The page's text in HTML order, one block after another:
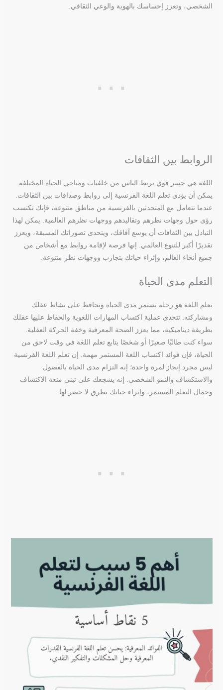
الشخصي، وتعزز إحساسك بالهوية والوعي الثقافي.
الروابط بين الثقافات
اللغة هي جسر قوي يربط الناس من خلفيات ومناحي الحياة المختلفة.
يمكن أن يؤدي تعلم اللغة الفرنسية إلى روابط وصداقات بين الثقافات.
عندما تتعامل مع المتحدثين بالفرنسية من مناطق متنوعة، فإنك تكتسب
رؤى حول وجهات نظرهم وتقاليدهم ووجهات نظرهم العالمية. يمكن لهذا
التبادل بين الثقافات أن يوسع آفاقك، ويتحدى تصوراتك المسبقة، ويعزز
تقديرًا أكبر للتنوع العالمي. إنها فرصة لإقامة روابط مع أشخاص من
جميع أنحاء العالم، وإثراء حياتك بتجارب ووجهات نظر متنوعة.
التعلم مدى الحياة
تعلم اللغة هو رحلة تستمر مدى الحياة وتحافظ على نشاط عقلك
ومشاركته. تتحدى عملية اكتساب المهارات اللغوية والحفاظ عليها عقلك
بطريقة ديناميكية، مما يعزز الصحة المعرفية وخفة الحركة العقلية.
سواء كنت طالبًا صغيرًا أو شخصًا يتابع تعلم اللغة في وقت لاحق من
الحياة، فإن فوائد اكتساب اللغة المستمر مهمة. إن تعلم اللغة الفرنسية
ليس مجرد إنجاز لمرة واحدة؛ إنه التزام مدى الحياة بالفضول
والاستكشاف والنمو الشخصي. إنه يشجعك على تبني متعة الاكتشاف
وجمال التعلم المستمر، وإثراء حياتك بطرق لا حصر لها.